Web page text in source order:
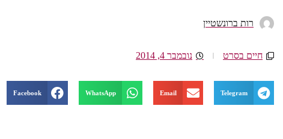
רות ברונשטיין
חיים בסרט נובמבר 4, 2014
Telegram
Email
WhatsApp
Facebook